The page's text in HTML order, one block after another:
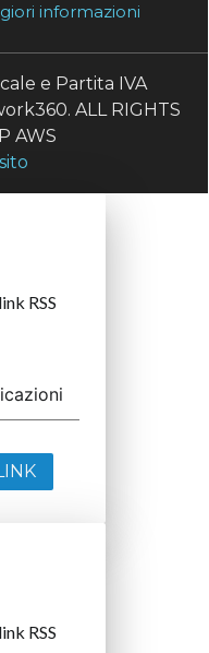
informazioni
e Partita IVA
ALL RIGHTS
AWS
RSS
RSS